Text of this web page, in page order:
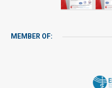
MEMBER OF: